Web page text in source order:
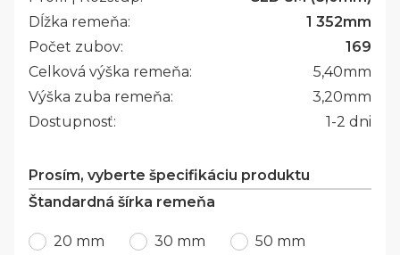
Dĺžka remeňa:
1 352mm
Počet zubov:
169
Celková výška remeňa:
5,40mm
Výška zuba remeňa:
3,20mm
Dostupnosť:
1-2 dni
Prosím, vyberte špecifikáciu produktu
Štandardná šírka remeňa
20 mm 30 mm
50 mm